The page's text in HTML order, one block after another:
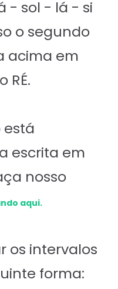
- sol - lá - si
o segundo
acima em
RÉ.
está
escrita em
nosso
aqui.
os intervalos
forma: